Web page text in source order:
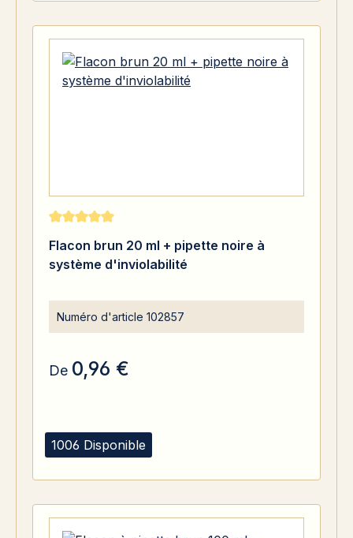
1006 Disponible
Note moyenne de 5 sur 5 étoiles
Flacon brun 20 ml + pipette noire à
système d'inviolabilité
Numéro d'article 102857
De 0,96 €